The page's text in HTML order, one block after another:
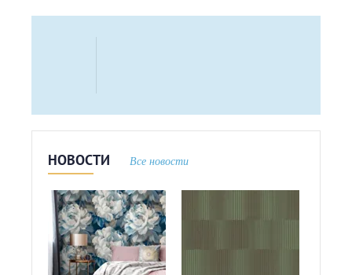
НОВОСТИ Все новости